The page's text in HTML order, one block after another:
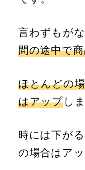
言わずもがな
間の途中で
ほとんどの
はアップし
時には下が
の場合はアッ